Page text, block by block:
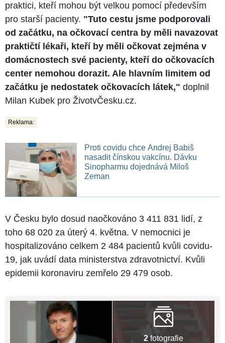
praktici, kteří mohou být velkou pomocí především
pro starší pacienty. "Tuto cestu jsme podporovali
od začátku, na očkovací centra by měli navazovat
praktičtí lékaři, kteří by měli očkovat zejména v
domácnostech své pacienty, kteří do očkovacích
center nemohou dorazit. Ale hlavním limitem od
začátku je nedostatek očkovacích látek," doplnil
Milan Kubek pro ŽivotvČesku.cz.
Reklama:
Proti covidu chce Andrej Babiš
nasadit čínskou vakcínu. Dávku
Sinopharmu dojednává Miloš
Zeman
V Česku bylo dosud naočkováno 3 411 831 lidí, z
toho 68 020 za úterý 4. května. V nemocnici je
hospitalizováno celkem 2 484 pacientů kvůli covidu-
19, jak uvádí data ministerstva zdravotnictví. Kvůli
epidemii koronaviru zemřelo 29 479 osob.
2 fotografie